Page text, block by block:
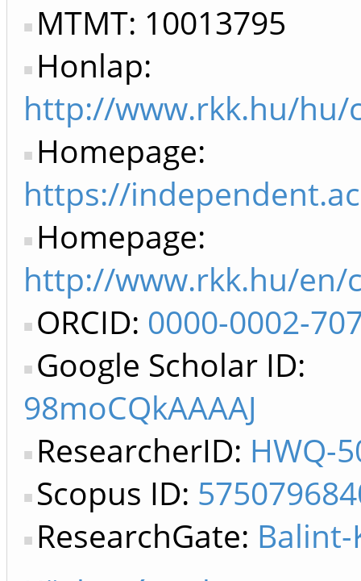
MTMT: 10013795
Honlap:
http://www.rkk.hu/hu/
Homepage:
https://
Homepage:
http://www.rkk.hu/en/
ORCID: 0000-0002-
Google Scholar ID:
98moCQkAAAAJ
ResearcherID: HWQ-
Scopus ID:
ResearchGate: